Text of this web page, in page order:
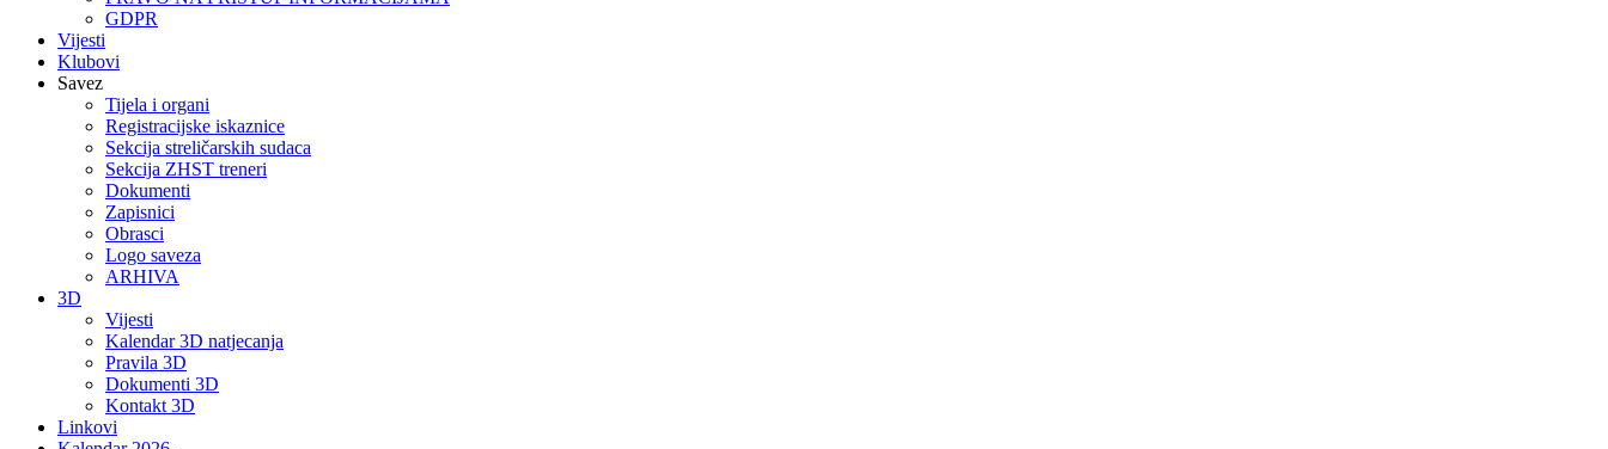
GDPR
Vijesti
Klubovi
Savez
Tijela i organi
Registracijske iskaznice
Sekcija streličarskih sudaca
Sekcija ZHST treneri
Dokumenti
Zapisnici
Obrasci
Logo saveza
ARHIVA
3D
Vijesti
Kalendar 3D natjecanja
Pravila 3D
Dokumenti 3D
Kontakt 3D
Linkovi